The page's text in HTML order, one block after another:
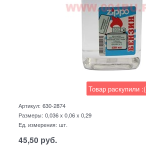
Товар раскупили :(
Артикул: 630-2874
Размеры: 0,036 x 0,06 x 0,29
Ед. измерения: шт.
45,50 руб.